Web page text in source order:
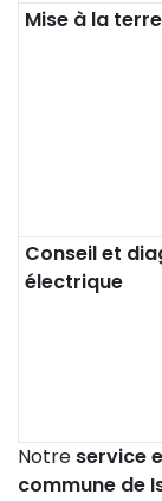
Mise à la terre
Conseil et
électrique
Notre service
commune de